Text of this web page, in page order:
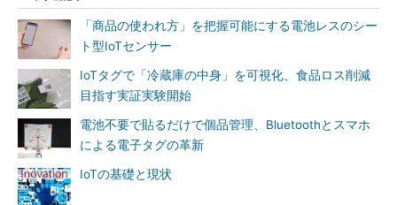
「商品の使われ方」を把握可能にする電池レスのシー
ト型IoTセンサー
IoTタグで「冷蔵庫の中身」を可視化、食品ロス削減
目指す実証実験開始
電池不要で貼るだけで個品管理、Bluetoothとスマホ
による電子タグの革新
IoTの基礎と現状